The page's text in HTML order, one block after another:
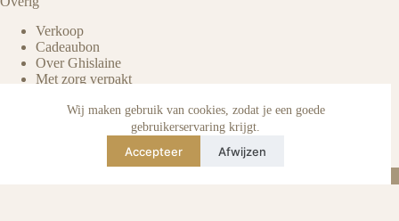
Wij maken gebruik van cookies, zodat je een goede
gebruikerservaring krijgt.
Accepteer Afwijzen
Verkoop
Cadeaubon
Over Ghislaine
Met zorg verpakt
Verzorging & onderhoud
Echtheid van reviews